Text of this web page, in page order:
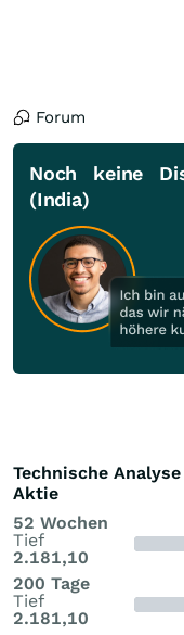
Forum
Noch keine
(India)
Technische
Aktie
52 Wochen
Tief
2.181,10
200 Tage
Tief
2.181,10